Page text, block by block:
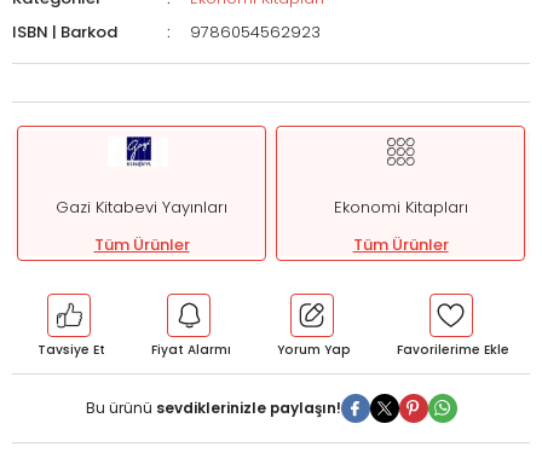
ISBN | Barkod
9786054562923
Gazi Kitabevi Yayınları
Tüm Ürünler
Ekonomi Kitapları
Tüm Ürünler
Tavsiye Et Fiyat Alarmı Yorum Yap
Bu ürünü sevdiklerinizle paylaşın!